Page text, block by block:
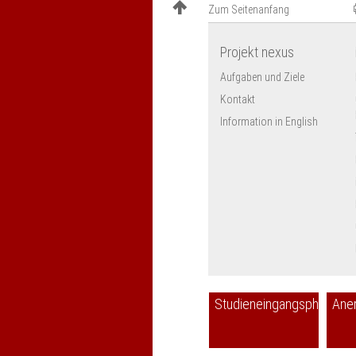
Zum Seitenanfang
Projekt nexus
Aufgaben und Ziele
Kontakt
Information in English
Studieneingangsphase